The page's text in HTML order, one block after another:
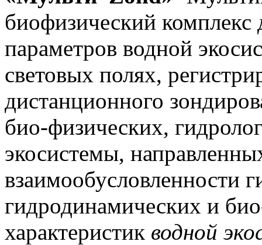
биофизический комплекс
параметров водной
световых полях,
дистанционного
био-физических,
экосистемы,
взаимообусловленности
гидродинамических и
характеристик водной